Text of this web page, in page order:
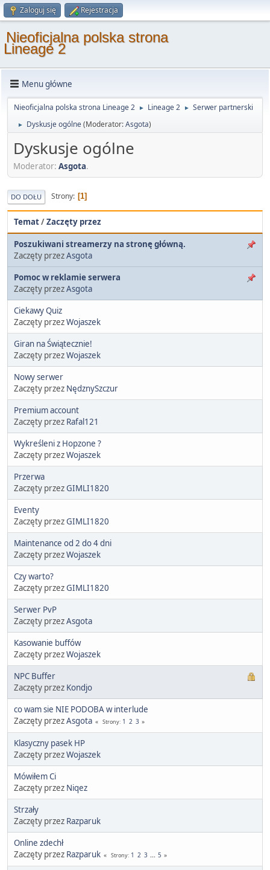
Zaloguj się Rejestracja
Nieoficjalna polska strona
Lineage 2
Menu główne
Nieoficjalna polska strona Lineage 2 ► Lineage 2 ► Serwer partnerski
► Dyskusje ogólne(Moderator:Asgota)
Dyskusje ogólne
Moderator: Asgota.
DO DOŁU Strony 1
Temat/Zaczęty przez
Poszukiwani streamerzy na stronę główną.
Zaczęty przezAsgota
Pomoc w reklamie serwera
Zaczęty przezAsgota
Ciekawy Quiz
Zaczęty przezWojaszek
Giran na Świątecznie!
Zaczęty przezWojaszek
Nowy serwer
Zaczęty przez NędznySzczur
Premium account
Zaczęty przez Rafal121
Wykreśleni z Hopzone ?
Zaczęty przezWojaszek
Przerwa
Zaczęty przezGIMLI1820
Eventy
Zaczęty przezGIMLI1820
Maintenance od 2 do 4 dni
Zaczęty przezWojaszek
Czy warto?
Zaczęty przezGIMLI1820
Serwer PvP
Zaczęty przezAsgota
Kasowanie buffów
Zaczęty przezWojaszek
NPC Buffer
Zaczęty przez Kondjo
co wam sie NIE PODOBA w interlude
Zaczęty przezAsgota Strony 1 2 3
Klasyczny pasek HP
Zaczęty przezWojaszek
Mówiłem Ci
Zaczęty przez Niqez
Strzały
Zaczęty przez Razparuk
Online zdechł
Zaczęty przez Razparuk Strony 1 2 3 ... 5